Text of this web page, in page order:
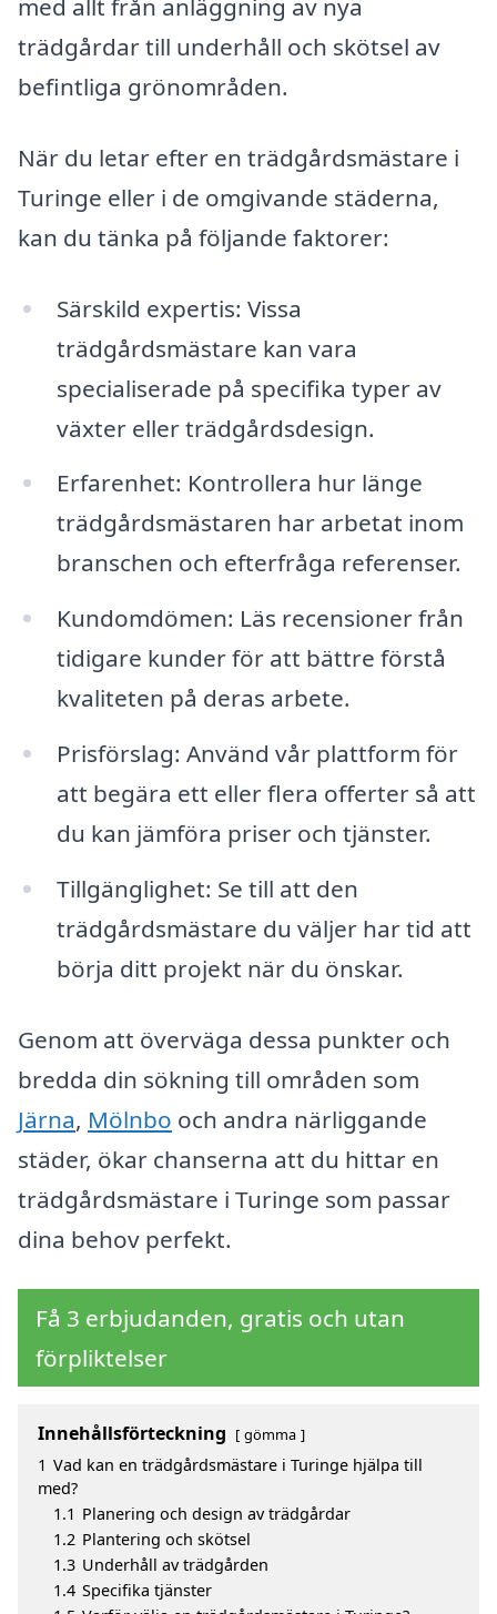
med allt från anläggning av nya
trädgårdar till underhåll och skötsel av
befintliga grönområden.
När du letar efter en trädgårdsmästare i
Turinge eller i de omgivande städerna,
kan du tänka på följande faktorer:
Särskild expertis: Vissa
trädgårdsmästare kan vara
specialiserade på specifika typer av
växter eller trädgårdsdesign.
Erfarenhet: Kontrollera hur länge
trädgårdsmästaren har arbetat inom
branschen och efterfråga referenser.
Kundomdömen: Läs recensioner från
tidigare kunder för att bättre förstå
kvaliteten på deras arbete.
Prisförslag: Använd vår plattform för
att begära ett eller flera offerter så att
du kan jämföra priser och tjänster.
Tillgänglighet: Se till att den
trädgårdsmästare du väljer har tid att
börja ditt projekt när du önskar.
Genom att överväga dessa punkter och
bredda din sökning till områden som
Järna, Mölnbo och andra närliggande
städer, ökar chanserna att du hittar en
trädgårdsmästare i Turinge som passar
dina behov perfekt.
Få 3 erbjudanden, gratis och utan
förpliktelser
Innehållsförteckning gömma
1 Vad kan en trädgårdsmästare i Turinge hjälpa till
med?
1.1 Planering och design av trädgårdar
1.2 Plantering och skötsel
1.3 Underhåll av trädgården
1.4 Specifika tjänster